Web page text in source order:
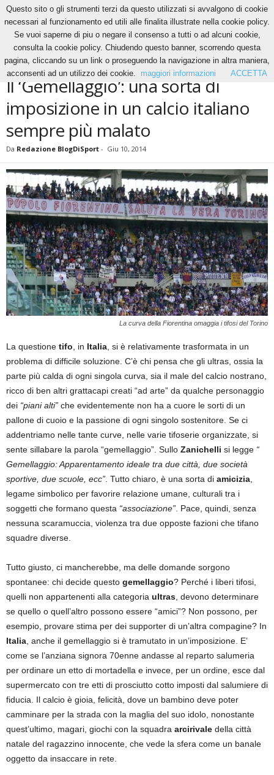
News
Il ‘Gemellaggio’: una sorta di imposizione in un calcio italiano sempre
più...
NEWS
Il ‘Gemellaggio’: una sorta di
imposizione in un calcio italiano
sempre più malato
Da Redazione BlogDiSport - Giu 10, 2014
La curva della Fiorentina omaggia i tifosi del Torino
La questione tifo , in Italia , si è relativamente trasformata in un
problema di difficile soluzione. C’è chi pensa che gli ultras, ossia la
parte più calda di ogni singola curva, sia il male del calcio nostrano,
ricco di ben altri grattacapi creati “ad arte” da qualche personaggio
dei “piani alti” che evidentemente non ha a cuore le sorti di un
pallone di cuoio e la passione di ogni singolo sostenitore. Se ci
addentriamo nelle tante curve, nelle varie tifoserie organizzate, si
sente sillabare la parola “gemellaggio”. Sullo Zanichelli si legge “
Gemellaggio: Apparentamento ideale tra due città, due società
sportive, due scuole, ecc” . Tutto chiaro, è una sorta di amicizia
legame simbolico per favorire relazione umane, culturali tra i
soggetti che formano questa “associazione” . Pace, quindi, senza
nessuna scaramuccia, violenza tra due opposte fazioni che tifano
squadre diverse.
Tutto giusto, ci mancherebbe, ma delle domande sorgono
spontanee: chi decide questo gemellaggio? Perché i liberi tifosi,
quelli non appartenenti alla categoria ultras , devono determinare
se quello o quell’altro possono essere “amici”? Non possono, per
esempio, provare stima per dei supporter di un’altra compagine? In
Italia , anche il gemellaggio si è tramutato in un’imposizione. E’
come se l’anziana signora 70enne andasse al reparto salumeria
per ordinare un etto di mortadella e invece, per un ordine, esce dal
supermercato con tre etti di prosciutto cotto imposti dal salumiere di
fiducia. Il calcio è gioia, felicità, dove un bambino deve poter
camminare per la strada con la maglia del suo idolo, nonostante
quest’ultimo, magari, giochi con la squadra arcirivale della città
natale del ragazzino innocente, che vede la sfera come un banale
oggetto da insaccare in rete.
Questo sito o gli strumenti terzi da questo utilizzati si avvalgono di cookie
necessari al funzionamento ed utili alle finalita illustrate nella cookie policy.
Se vuoi saperne di piu o negare il consenso a tutti o ad alcuni cookie,
consulta la cookie policy. Chiudendo questo banner, scorrendo questa
pagina, cliccando su un link o proseguendo la navigazione in altra maniera,
acconsenti ad un utilizzo dei cookie.
maggiori informazioni ACCETTA